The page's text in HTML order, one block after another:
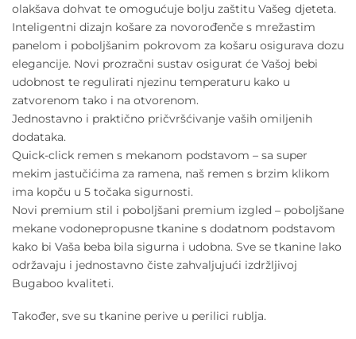
olakšava dohvat te omogućuje bolju zaštitu Vašeg djeteta.
Inteligentni dizajn košare za novorođenče s mrežastim
panelom i poboljšanim pokrovom za košaru osigurava dozu
elegancije. Novi prozračni sustav osigurat će Vašoj bebi
udobnost te regulirati njezinu temperaturu kako u
zatvorenom tako i na otvorenom.
Jednostavno i praktično pričvršćivanje vaših omiljenih
dodataka.
Quick-click remen s mekanom podstavom – sa super
mekim jastučićima za ramena, naš remen s brzim klikom
ima kopču u 5 točaka sigurnosti.
Novi premium stil i poboljšani premium izgled – poboljšane
mekane vodonepropusne tkanine s dodatnom podstavom
kako bi Vaša beba bila sigurna i udobna. Sve se tkanine lako
održavaju i jednostavno čiste zahvaljujući izdržljivoj
Bugaboo kvaliteti.
Također, sve su tkanine perive u perilici rublja.